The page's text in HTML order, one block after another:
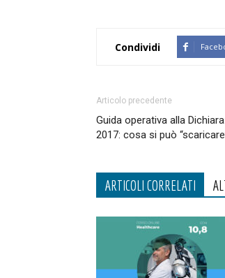
Condividi
Articolo precedente
Guida operativa alla
2017: cosa si può
ARTICOLI CORRELATI